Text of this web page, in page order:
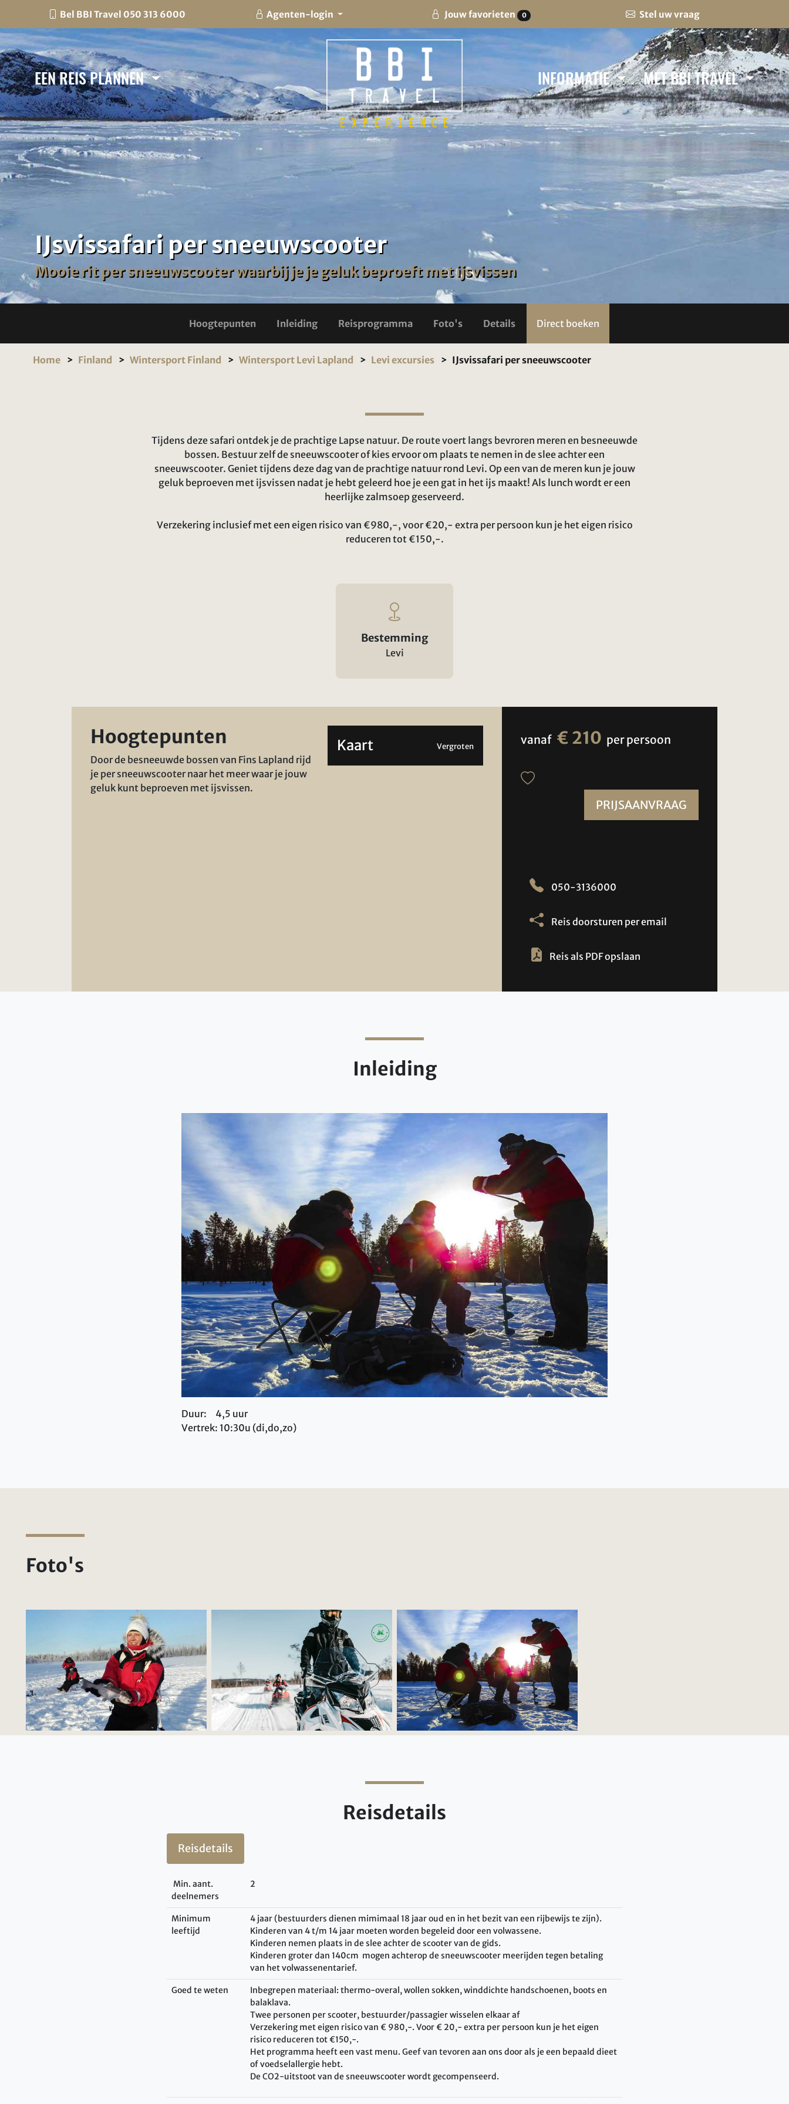
Bel BBI Travel 050 313 6000 Agenten-login Jouw favorieten 0 Stel uw vraag
EEN REIS PLANNEN INFORMATIE MET BBI TRAVEL
IJsvissafari per sneeuwscooter
Mooie rit per sneeuwscooter waarbij je je geluk beproeft met ijsvissen
Hoogtepunten Inleiding Reisprogramma Foto's Details Direct boeken
Home Finland Wintersport Finland Wintersport Levi Lapland Levi excursies IJsvissafari per sneeuwscooter
Tijdens deze safari ontdek je de prachtige Lapse natuur. De route voert langs bevroren meren en besneeuwde
bossen. Bestuur zelf de sneeuwscooter of kies ervoor om plaats te nemen in de slee achter een
sneeuwscooter. Geniet tijdens deze dag van de prachtige natuur rond Levi. Op een van de meren kun je jouw
geluk beproeven met ijsvissen nadat je hebt geleerd hoe je een gat in het ijs maakt! Als lunch wordt er een
heerlijke zalmsoep geserveerd.
Verzekering inclusief met een eigen risico van €980,-, voor €20,- extra per persoon kun je het eigen risico
reduceren tot €150,-.
Bestemming
Levi
Hoogtepunten
Door de besneeuwde bossen van Fins Lapland rijd
je per sneeuwscooter naar het meer waar je jouw
geluk kunt beproeven met ijsvissen.
Kaart Vergroten vanaf € 210 per persoon
PRIJSAANVRAAG
050-3136000
Reis doorsturen per email
Reis als PDF opslaan
Inleiding
Duur: 4,5 uur
Vertrek: 10:30u (di,do,zo)
Foto's
Reisdetails
Reisdetails
Min. aant.
deelnemers
2
Minimum
leeftijd
4 jaar (bestuurders dienen mimimaal 18 jaar oud en in het bezit van een rijbewijs te zijn).
Kinderen van 4 t/m 14 jaar moeten worden begeleid door een volwassene.
Kinderen nemen plaats in de slee achter de scooter van de gids.
Kinderen groter dan 140cm mogen achterop de sneeuwscooter meerijden tegen betaling
van het volwassenentarief.
Goed te weten
Inbegrepen materiaal: thermo-overal, wollen sokken, winddichte handschoenen, boots en
balaklava.
Twee personen per scooter, bestuurder/passagier wisselen elkaar af
Verzekering met eigen risico van € 980,-. Voor € 20,- extra per persoon kun je het eigen
risico reduceren tot €150,-.
Het programma heeft een vast menu. Geef van tevoren aan ons door als je een bepaald dieet
of voedselallergie hebt.
De CO2-uitstoot van de sneeuwscooter wordt gecompenseerd.